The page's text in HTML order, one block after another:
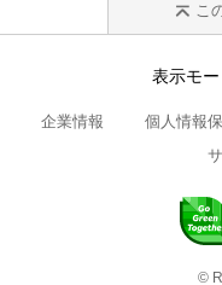
こ
表示モー
企業情報 個人情報
©